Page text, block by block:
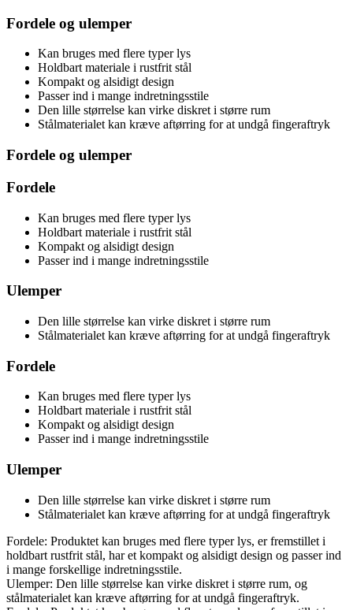
Fordele og ulemper
Kan bruges med flere typer lys
Holdbart materiale i rustfrit stål
Kompakt og alsidigt design
Passer ind i mange indretningsstile
Den lille størrelse kan virke diskret i større rum
Stålmaterialet kan kræve aftørring for at undgå fingeraftryk
Fordele og ulemper
Fordele
Kan bruges med flere typer lys
Holdbart materiale i rustfrit stål
Kompakt og alsidigt design
Passer ind i mange indretningsstile
Ulemper
Den lille størrelse kan virke diskret i større rum
Stålmaterialet kan kræve aftørring for at undgå fingeraftryk
Fordele
Kan bruges med flere typer lys
Holdbart materiale i rustfrit stål
Kompakt og alsidigt design
Passer ind i mange indretningsstile
Ulemper
Den lille størrelse kan virke diskret i større rum
Stålmaterialet kan kræve aftørring for at undgå fingeraftryk
Fordele: Produktet kan bruges med flere typer lys, er fremstillet i
holdbart rustfrit stål, har et kompakt og alsidigt design og passer ind
i mange forskellige indretningsstile.
Ulemper: Den lille størrelse kan virke diskret i større rum, og
stålmaterialet kan kræve aftørring for at undgå fingeraftryk.